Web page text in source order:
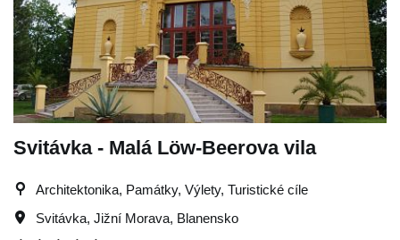
Svitávka - Malá Löw-Beerova vila
Architektonika, Památky, Výlety, Turistické cíle
Svitávka, Jižní Morava, Blanensko